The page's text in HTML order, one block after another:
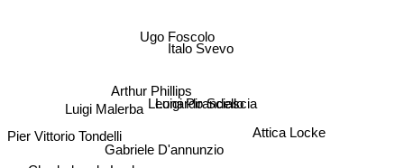
Leonardo Sciascia
Luigi Pirandello
Italo Svevo
Ugo Foscolo
Gabriele D'annunzio
Luigi Malerba
Attica Locke
Pier Vittorio Tondelli